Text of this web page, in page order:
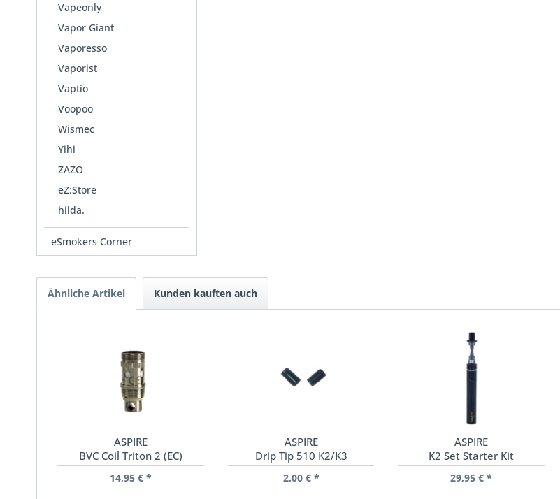
Vapeonly
Vapor Giant
Vaporesso
Vaporist
Vaptio
Voopoo
Wismec
Yihi
ZAZO
eZ:Store
hilda.
eSmokers Corner
Ähnliche Artikel Kunden kauften auch
ASPIRE
BVC Coil Triton 2 (EC)
14,95 € *
ASPIRE
Drip Tip 510 K2/K3
2,00 € *
ASPIRE
K2 Set Starter Kit
29,95 € *